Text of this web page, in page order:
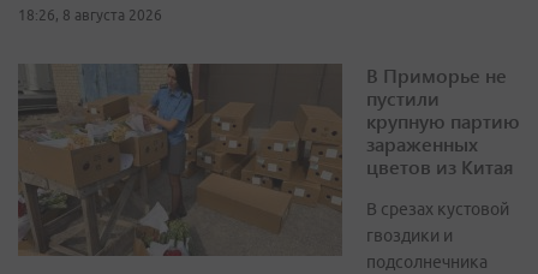
18:26, 8 августа 2026
В Приморье не
пустили
крупную партию
зараженных
цветов из Китая
В срезах кустовой
гвоздики и
подсолнечника